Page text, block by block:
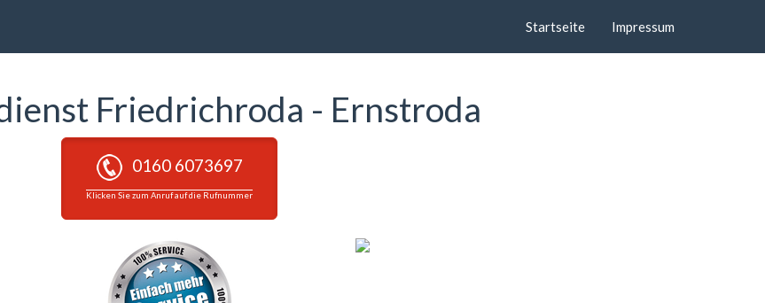
Startseite Impressum
Friedrichroda - Ernstroda
0160 6073697
Klicken Sie zum Anruf auf die Rufnummer